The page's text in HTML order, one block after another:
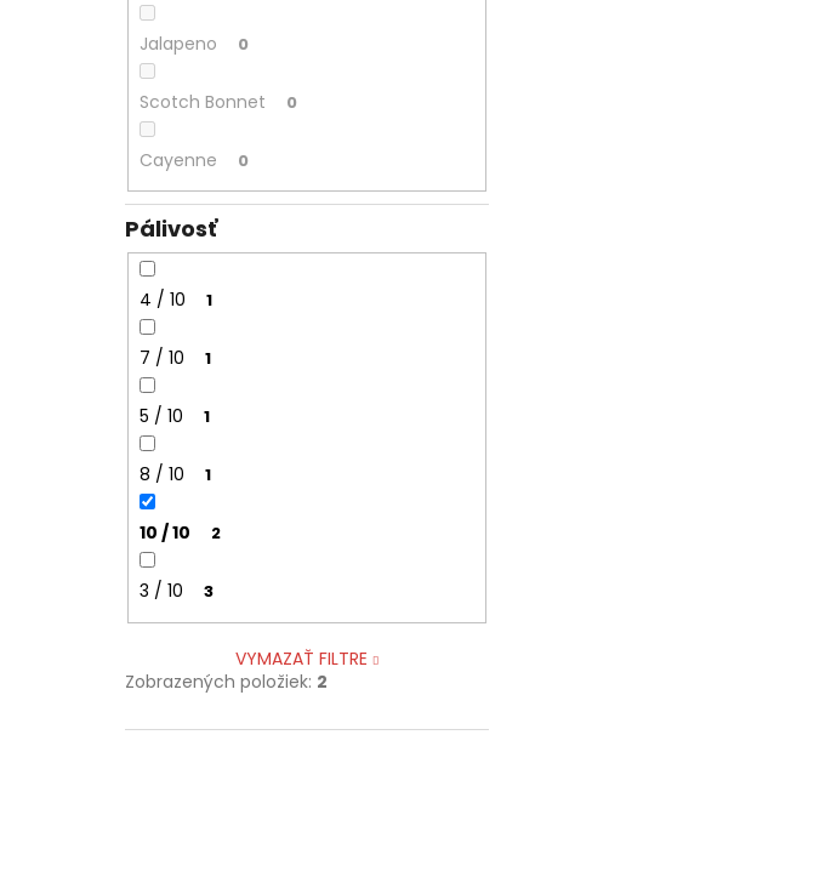
Jalapeno 0
Scotch Bonnet 0
Cayenne 0
Pálivosť
4 / 10 1
7 / 10 1
5 / 10 1
8 / 10 1
10 / 10 2
3 / 10 3
VYMAZAŤ FILTRE
Zobrazených položiek: 2